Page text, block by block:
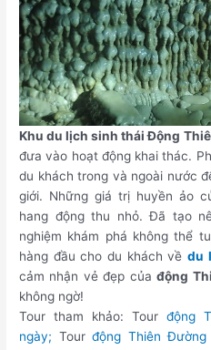
Khu du lịch sinh thái Động
đưa vào hoạt động khai thác.
du khách trong và ngoài nước
giới. Những giá trị huyền ảo
hang động thu nhỏ. Đã tạo
nghiệm khám phá không thể
hàng đầu cho du khách về du
cảm nhận vẻ đẹp củađộng
không ngờ!
Tour tham khảo: Tour động
ngày; Tourđộng Thiên